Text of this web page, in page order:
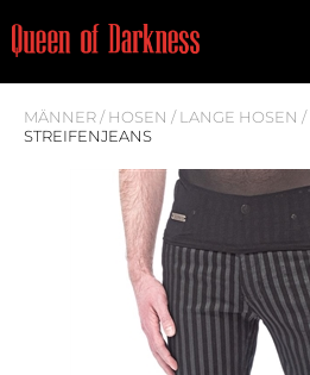
Best Seller
Frauen
Männer
MÄNNER/ HOSEN / LANGE HOSEN /
STREIFENJEANS